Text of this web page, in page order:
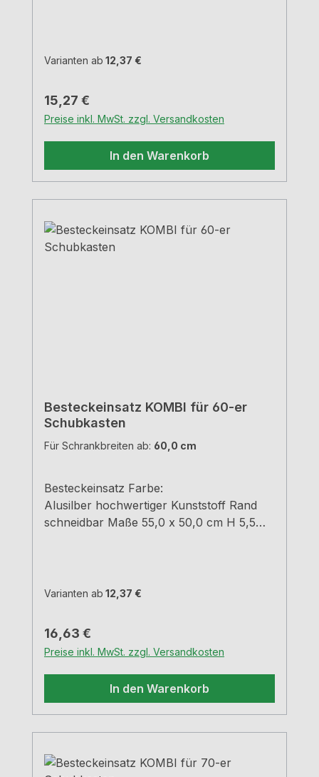
Varianten ab 12,37 €
Regulärer Preis:
15,27 €
Preise inkl. MwSt. zzgl. Versandkosten
In den Warenkorb
Besteckeinsatz KOMBI für 60-er
Schubkasten
Für Schrankbreiten ab: 60,0 cm
Besteckeinsatz Farbe:
Alusilber hochwertiger Kunststoff Rand
schneidbar Maße 55,0 x 50,0 cm H 5,5
Varianten ab 12,37 €
Regulärer Preis:
16,63 €
Preise inkl. MwSt. zzgl. Versandkosten
In den Warenkorb